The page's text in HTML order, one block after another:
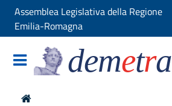
Assemblea Legislativa della Regione
Emilia-Romagna
demetra